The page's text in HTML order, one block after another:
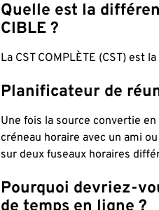
Quelle est la
CIBLE ?
La CST COMPLÈTE (CST) est
Planificateur de
Une fois la source convertie
créneau horaire avec un ami
sur deux fuseaux horaires
Pourquoi devriez-